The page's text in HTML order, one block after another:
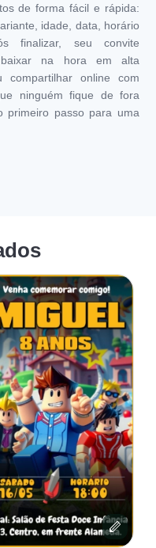
de forma fácil e rápida:
idade, data, horário
finalizar, seu convite
na hora em alta
compartilhar online com
ninguém fique de fora
primeiro passo para uma